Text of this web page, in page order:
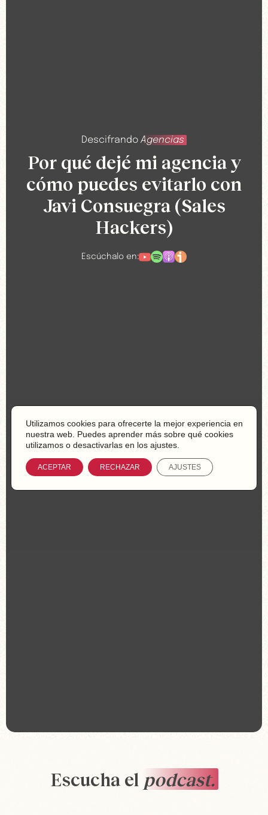
DescifrandoAgencias
Por qué dejé mi agencia y
cómo puedes evitarlo con
Javi Consuegra (Sales
Hackers)
Escúchalo en:
Escucha el podcast.
Utilizamos cookies para ofrecerte la mejor experiencia en
nuestra web. Puedes aprender más sobre qué cookies
utilizamos o desactivarlas en los ajustes.
ACEPTAR RECHAZAR AJUSTES